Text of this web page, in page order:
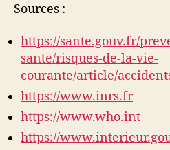
Sources :
https://sante.gouv.fr/
sante/risques-de-la-vie-
courante/article/
https://www.inrs.fr
https://www.who.int
https://